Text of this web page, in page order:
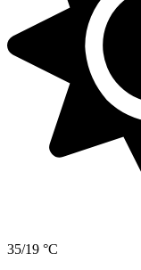
35/19 °C